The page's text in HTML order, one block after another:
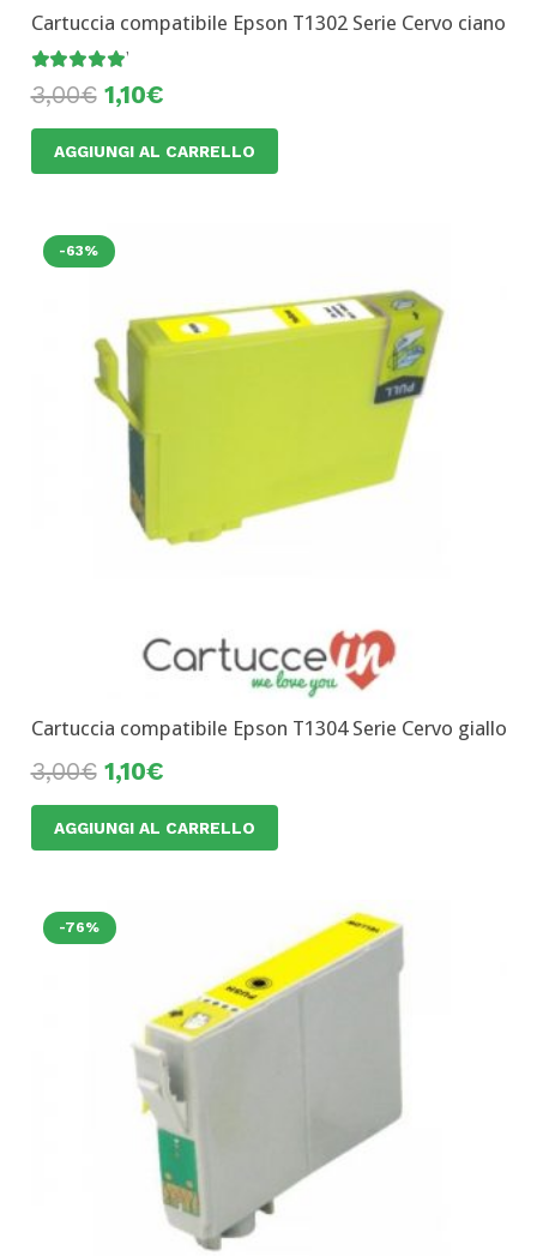
Cartuccia compatibile Epson T1302 Serie Cervo ciano
Valutato
3,00€ 1,10€
AGGIUNGI AL CARRELLO
-63%
Cartuccia compatibile Epson T1304 Serie Cervo giallo
3,00€ 1,10€
AGGIUNGI AL CARRELLO
-76%